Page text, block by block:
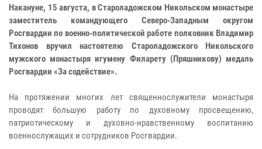
Накануне, 15 августа, в Староладожском Никольском монастыре
заместитель командующего Северо-Западным округом
Росгвардии по военно-политической работе полковник Владимир
Тихонов вручил настоятелю Староладожского Никольского
мужского монастыря игумену Филарету (Пряшникову) медаль
Росгвардии «За содействие».
На протяжении многих лет священнослужители монастыря
проводят большую работу по духовному просвещению,
патриотическому и духовно-нравственному воспитанию
военнослужащих и сотрудников Росгвардии.